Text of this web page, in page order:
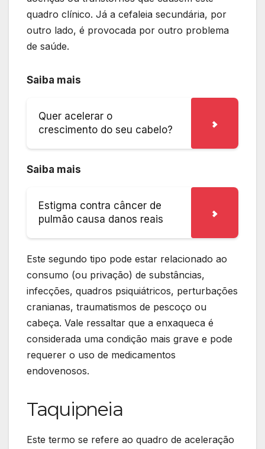
quadro clínico. Já a cefaleia secundária, por
outro lado, é provocada por outro problema
de saúde.
Saiba mais
Quer acelerar o
crescimento do seu cabelo?
Saiba mais
Estigma contra câncer de
pulmão causa danos reais
Este segundo tipo pode estar relacionado ao
consumo (ou privação) de substâncias,
infecções, quadros psiquiátricos, perturbações
cranianas, traumatismos de pescoço ou
cabeça. Vale ressaltar que a enxaqueca é
considerada uma condição mais grave e pode
requerer o uso de medicamentos
endovenosos.
Taquipneia
Este termo se refere ao quadro de aceleração